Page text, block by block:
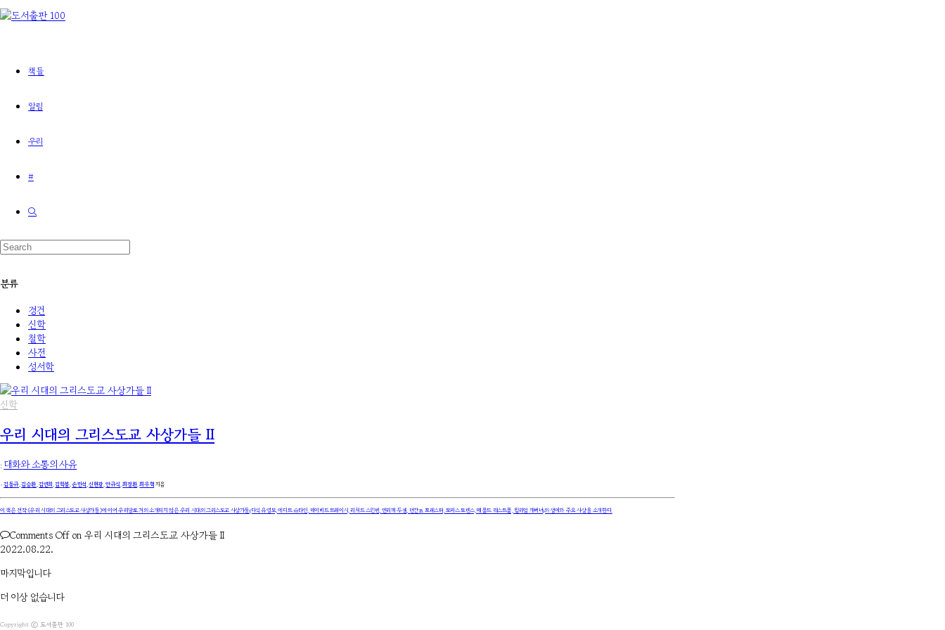
책들
알림
우리
#
분류
경건
신학
철학
사전
성서학
신학
우리 시대의 그리스도교 사상가들 II
: 대화와 소통의 사유
۰김동규,김승환,김연희,김학봉,손민석,신현광,안규식,최경환,최우혁 지음
이 책은 전작《우리 시대의 그리스도교 사상가들》에 이어 우리말로 거의 소개되지 않은 우리 시대의 그리스도교 사상가들(다석 유영모, 에디트 슈타인, 데이비드 트레이시, 리처드 스윈번, 엔리께 두셀, 던칸 B. 포레스터, 토마스 토렌스, 메롤드 웨스트폴, 윌리엄 캐버너)의 생애와 주요 사상을 소개한다.
Comments Off on 우리 시대의 그리스도교 사상가들 II
2022.08.22.
마지막입니다
더 이상 없습니다
Copyright ⓒ 도서출판 100